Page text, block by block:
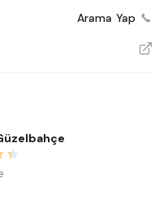
Arama Yap
V